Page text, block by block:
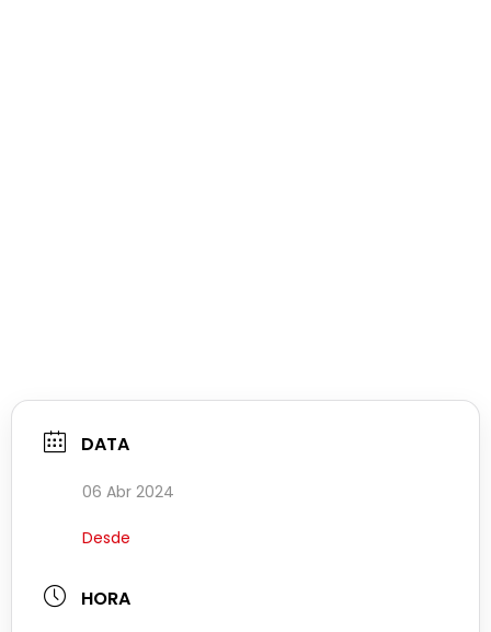
DATA
06 Abr 2024
Desde
HORA